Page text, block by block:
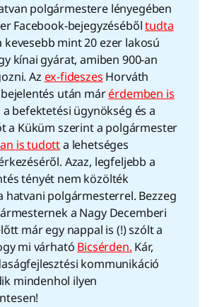
polgármestere lényegében
Facebook-bejegyzésébőltudta
kevesebb mint 20 ezer lakosú
kínai gyárat, amiben 900-an
Az ex-fideszes Horváth
után márérdemben is
befektetési ügynökség és a
a Küküm szerint a polgármester
is tudotta lehetséges
Azaz, legfeljebb a
tényét nem közölték
hatvani polgármesterrel. Bezzeg
a Nagy Decemberi
már egy nappal is (!) szólt a
mi várható Bicsérden. Kár,
kommunikáció
mindenhol ilyen